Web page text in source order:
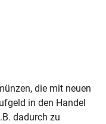
die mit neuen
in den Handel
dadurch zu